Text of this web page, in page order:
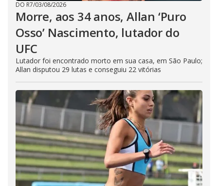
DO R7/03/08/2026
Morre, aos 34 anos, Allan ‘Puro
Osso’ Nascimento, lutador do
UFC
Lutador foi encontrado morto em sua casa, em São Paulo;
Allan disputou 29 lutas e conseguiu 22 vitórias